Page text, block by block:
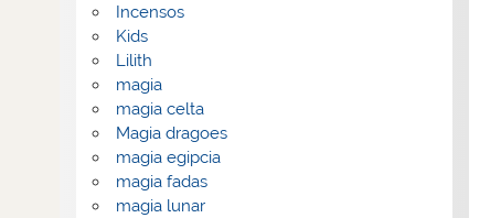
Incensos
Kids
Lilith
magia
magia celta
Magia dragoes
magia egipcia
magia fadas
magia lunar